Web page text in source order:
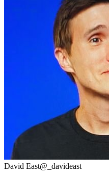
David East@_davideast